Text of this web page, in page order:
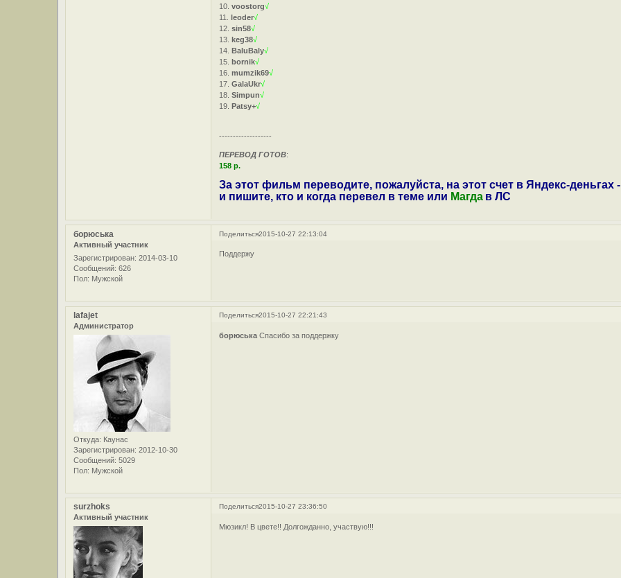
10.voostorg√
11.leoder√
12.sin58√
13.keg38√
14.BaluBaly√
15.bornik√
16.mumzik69√
17.GalaUkr√
18.Simpun√
19.Patsy+√
-------------------
ПЕРЕВОД ГОТОВ:
158 р.
За этот фильм переводите, пожалуйста, на этот счет в Яндекс-деньгах -
и пишите, кто и когда перевел в теме или Магда в ЛС
Поделиться2015-10-27 22:13:04
борюська
Активный участник
Зарегистрирован: 2014-03-10
Сообщений: 626
Пол: Мужской
Поддержу
Поделиться2015-10-27 22:21:43
lafajet
Администратор
Откуда: Каунас
Зарегистрирован: 2012-10-30
Сообщений: 5029
Пол: Мужской
борюська Спасибо за поддержку
Поделиться2015-10-27 23:36:50
surzhoks
Активный участник
Мюзикл! В цвете!! Долгожданно, участвую!!!